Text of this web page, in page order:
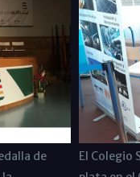
de
El Colegio